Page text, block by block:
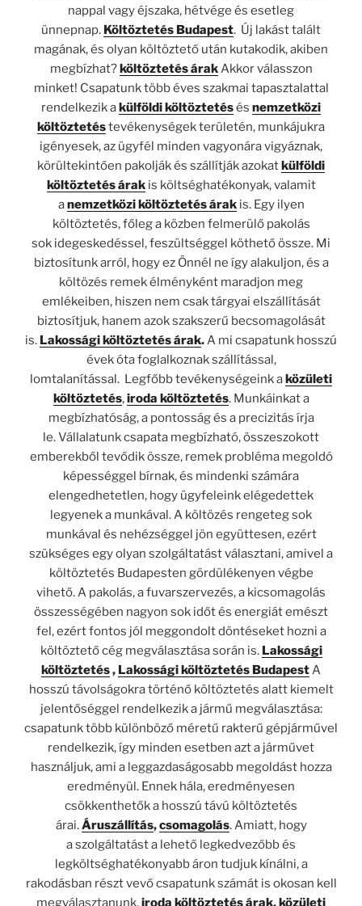
nappal vagy éjszaka, hétvége és esetleg
ünnepnap. Költöztetés Budapest. Új lakást talált
magának, és olyan költöztető után kutakodik, akiben
megbízhat?költöztetés árakAkkor válasszon
minket! Csapatunk több éves szakmai tapasztalattal
rendelkezik akülföldi költöztetésés nemzetközi
költöztetéstevékenységek területén, munkájukra
igényesek, az ügyfél minden vagyonára vigyáznak,
körültekintően pakolják és szállítják azokatkülföldi
költöztetés árakis költséghatékonyak, valamit
anemzetközi költöztetés árakis. Egy ilyen
költöztetés, főleg a közben felmerülő pakolás
sok idegeskedéssel, feszültséggel köthető össze. Mi
biztosítunk arról, hogy ez Önnél ne így alakuljon, és a
költözés remek élményként maradjon meg
emlékeiben, hiszen nem csak tárgyai elszállítását
biztosítjuk, hanem azok szakszerű becsomagolását
is. Lakossági költöztetés árak.A mi csapatunk hosszú
évek óta foglalkoznak szállítással,
lomtalanítással. Legfőbb tevékenységeink aközületi
költöztetés,iroda költöztetés. Munkáinkat a
megbízhatóság, a pontosság és a precizitás írja
le. Vállalatunk csapata megbízható, összeszokott
emberekből tevődik össze, remek probléma megoldó
képességgel bírnak, és mindenki számára
elengedhetetlen, hogy ügyfeleink elégedettek
legyenek a munkával. A költözés rengeteg sok
munkával és nehézséggel jön együttesen, ezért
szükséges egy olyan szolgáltatást választani, amivel a
költöztetés Budapesten gördülékenyen végbe
vihető. A pakolás, a fuvarszervezés, a kicsomagolás
összességében nagyon sok időt és energiát emészt
fel, ezért fontos jól meggondolt döntéseket hozni a
költöztető cég megválasztása során is. Lakossági
költöztetés, Lakossági költöztetés BudapestA
hosszú távolságokra történő költöztetés alatt kiemelt
jelentőséggel rendelkezik a jármű megválasztása:
csapatunk több különböző méretű rakterű gépjárművel
rendelkezik, így minden esetben azt a járművet
használjuk, ami a leggazdaságosabb megoldást hozza
eredményül. Ennek hála, eredményesen
csökkenthetők a hosszú távú költöztetés
árai.Áruszállítás,csomagolás. Amiatt, hogy
a szolgáltatást a lehető legkedvezőbb és
legköltséghatékonyabb áron tudjuk kínálni, a
rakodásban részt vevő csapatunk számát is okosan kell
megválasztanunk.iroda költöztetés árak,közületi